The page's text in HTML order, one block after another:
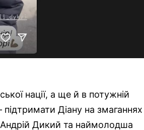
нації, а ще й в потужній
Діану на змаганнях
Андрій Дикий та наймолодша